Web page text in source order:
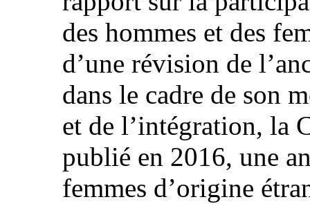
des hommes et des
d’une révision de
dans le cadre de son
et de l’intégration, la
publié en 2016, une
femmes d’origine